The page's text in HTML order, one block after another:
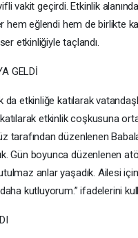
vakit geçirdi. Etkinlik
eğlendi hem de birlikte
etkinliğiyle taçlandı.
GELDİ
da etkinliğe katılarak
etkinlik coşkusuna
tarafından düzenlenen
Gün boyunca düzenlenen
anlar yaşadık. Ailesi
kutluyorum.” ifadelerini